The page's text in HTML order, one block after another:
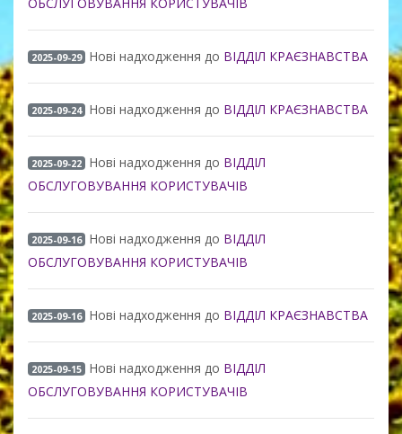
2025-09-29 Нові надходження до ВІДДІЛ КРАЄЗНАВСТВА
2025-09-24 Нові надходження до ВІДДІЛ КРАЄЗНАВСТВА
2025-09-22 Нові надходження до ВІДДІЛ
ОБСЛУГОВУВАННЯ КОРИСТУВАЧІВ
2025-09-16 Нові надходження до ВІДДІЛ
ОБСЛУГОВУВАННЯ КОРИСТУВАЧІВ
2025-09-16 Нові надходження до ВІДДІЛ КРАЄЗНАВСТВА
2025-09-15 Нові надходження до ВІДДІЛ
ОБСЛУГОВУВАННЯ КОРИСТУВАЧІВ